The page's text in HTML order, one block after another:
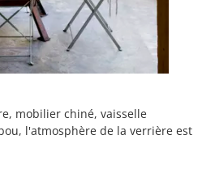
mobilier chiné, vaisselle
l'atmosphère de la verrière est